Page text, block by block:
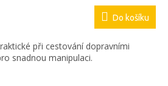
Do košíku
při cestování dopravními
snadnou manipulaci.